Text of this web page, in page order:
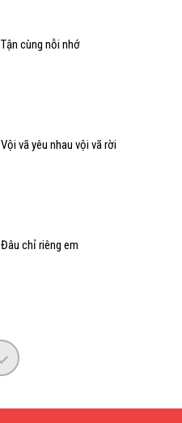
Tận cùng nỗi nhớ
Vội vã yêu nhau vội vã rời
Đâu chỉ riêng em